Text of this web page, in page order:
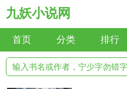
九妖小说网
首页 分类 排行